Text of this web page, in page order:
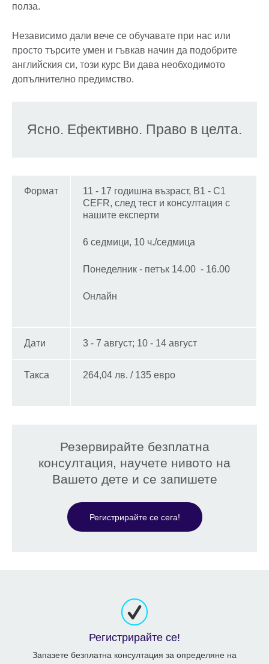
полза.
Независимо дали вече се обучавате при нас или
просто търсите умен и гъвкав начин да подобрите
английския си, този курс Ви дава необходимото
допълнително предимство.
Ясно. Ефективно. Право в целта.
Формат
11 - 17 годишна възраст, B1 - C1
CEFR, след тест и консултация с
нашите експерти
6 седмици, 10 ч./седмица
Понеделник - петък 14.00 - 16.00
Онлайн
Дати 3 - 7 август; 10 - 14 август
Такса 264,04 лв. / 135 евро
Резервирайте безплатна
консултация, научете нивото на
Вашето дете и се запишете
Регистрирайте се сега!
Регистрирайте се!
Запазете безплатна консултация за определяне на